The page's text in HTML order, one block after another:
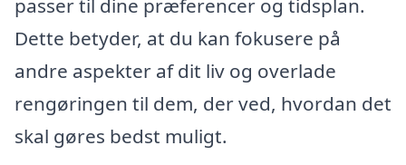
passer til dine præferencer og tidsplan.
Dette betyder, at du kan fokusere på
andre aspekter af dit liv og overlade
rengøringen til dem, der ved, hvordan det
skal gøres bedst muligt.